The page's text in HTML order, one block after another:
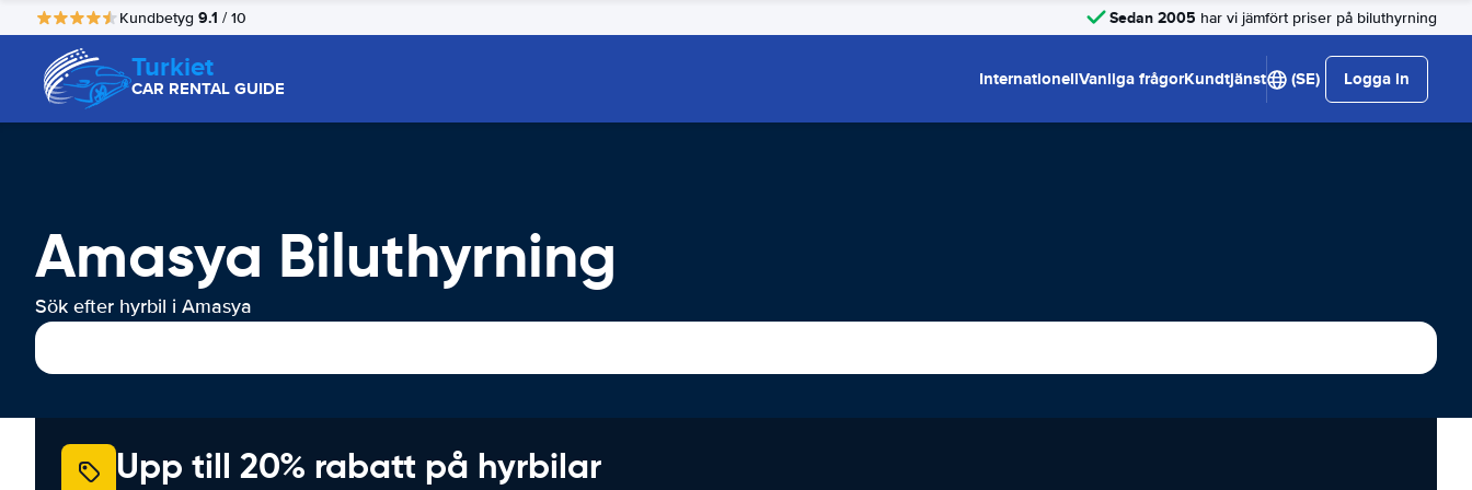
Kundbetyg 9.1 / 10 Sedan 2005 har vi jämfört priser på biluthyrning
Turkiet
CAR RENTAL GUIDE InternationellVanliga frågorKundtjänst (SE) Logga in
Amasya Biluthyrning
Sök efter hyrbil i Amasya
Upp till 20% rabatt på hyrbilar